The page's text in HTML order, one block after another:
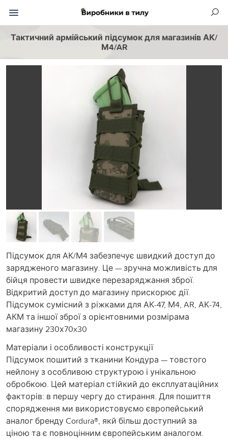
Тактичний армійський підсумок для магазинів АК/
М4/AR
Підсумок для АК/М4 забезпечує швидкий доступ до
зарядженого магазину. Це — зручна можливість для
бійця провести швидке перезаряджання зброї.
Відкритий доступ до магазину прискорює дії.
Підсумок сумісний з ріжками для АК-47, М4, AR, АК-74,
АКМ та іншої зброї з орієнтовними розмірама
магазину 230х70x30
Матеріали і особливості конструкції
Підсумок пошитий з тканини Кондура — товстого
нейлону з особливою структурою і унікальною
обробкою. Цей матеріал стійкий до експлуатаційних
факторів: в першу чергу до стирання. Для пошиття
спорядження ми використовуємо європейський
аналог бренду Cordura®, якй більш доступний за
ціною та є повноцінним європейським аналогом.